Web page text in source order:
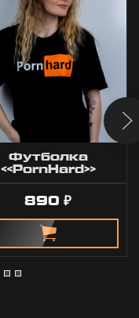
Футболка
«PornHard»
890₽